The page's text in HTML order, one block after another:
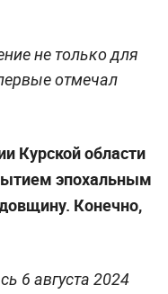
не только для
отмечал
Курской области
эпохальным
Конечно,
6 августа 2024